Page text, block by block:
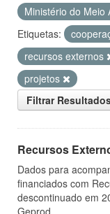
Ministério do Meio
Etiquetas:
recursos externos
projetos
Filtrar
Recursos
Dados para
financiados com
descontinuado em
Geprod...